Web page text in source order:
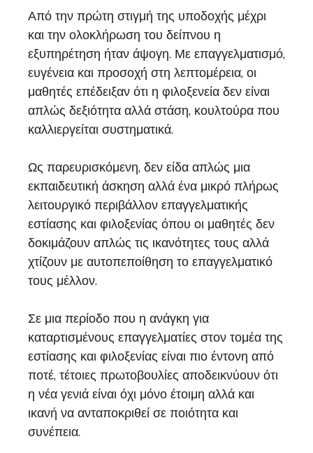
Από την πρώτη στιγμή της υποδοχής μέχρι
και την ολοκλήρωση του δείπνου η
εξυπηρέτηση ήταν άψογη. Με επαγγελματισμό,
ευγένεια και προσοχή στη λεπτομέρεια, οι
μαθητές επέδειξαν ότι η φιλοξενεία δεν είναι
απλώς δεξιότητα αλλά στάση, κουλτούρα που
καλλιεργείται συστηματικά.
Ως παρευρισκόμενη, δεν είδα απλώς μια
εκπαιδευτική άσκηση αλλά ένα μικρό πλήρως
λειτουργικό περιβάλλον επαγγελματικής
εστίασης και φιλοξενίας όπου οι μαθητές δεν
δοκιμάζουν απλώς τις ικανότητες τους αλλά
χτίζουν με αυτοπεποίθηση το επαγγελματικό
τους μέλλον.
Σε μια περίοδο που η ανάγκη για
καταρτισμένους επαγγελματίες στον τομέα της
εστίασης και φιλοξενίας είναι πιο έντονη από
ποτέ, τέτοιες πρωτοβουλίες αποδεικνύουν ότι
η νέα γενιά είναι όχι μόνο έτοιμη αλλά και
ικανή να ανταποκριθεί σε ποιότητα και
συνέπεια.